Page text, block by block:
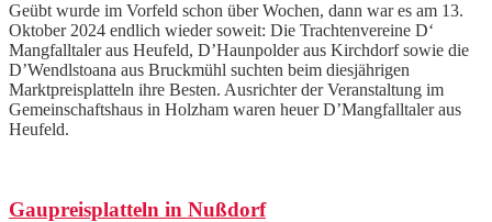
Geübt wurde im Vorfeld schon über Wochen, dann war es am 13.
Oktober 2024 endlich wieder soweit: Die Trachtenvereine D‘
Mangfalltaler aus Heufeld, D’Haunpolder aus Kirchdorf sowie die
D’Wendlstoana aus Bruckmühl suchten beim diesjährigen
Marktpreisplatteln ihre Besten. Ausrichter der Veranstaltung im
Gemeinschaftshaus in Holzham waren heuer D’Mangfalltaler aus
Heufeld.
Gaupreisplatteln in Nußdorf